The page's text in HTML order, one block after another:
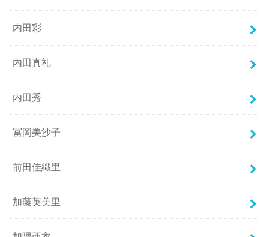
内田彩
内田真礼
内田秀
冨岡美沙子
前田佳織里
加藤英美里